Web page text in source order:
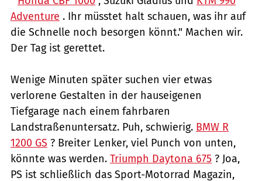
Adventure . Ihr müsstet halt schauen, was ihr auf
die Schnelle noch besorgen könnt." Machen wir.
Der Tag ist gerettet.
Wenige Minuten später suchen vier etwas
verlorene Gestalten in der hauseigenen
Tiefgarage nach einem fahrbaren
Landstraßenuntersatz. Puh, schwierig. BMW R
1200 GS ? Breiter Lenker, viel Punch von unten,
könnte was werden. Triumph Daytona 675 ? Joa,
PS ist schließlich das Sport-Motorrad Magazin,